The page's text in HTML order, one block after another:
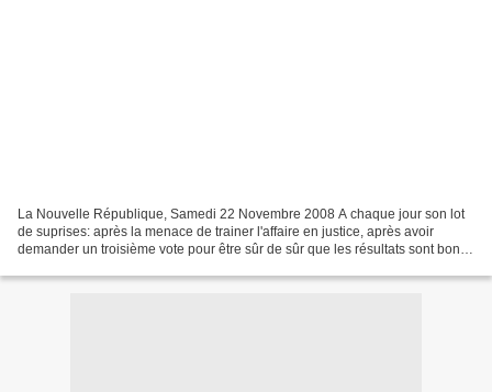
La Nouvelle République, Samedi 22 Novembre 2008 A chaque jour son lot
de suprises: après la menace de trainer l'affaire en justice, après avoir
demander un troisième vote pour être sûr de sûr que les résultats sont bons,